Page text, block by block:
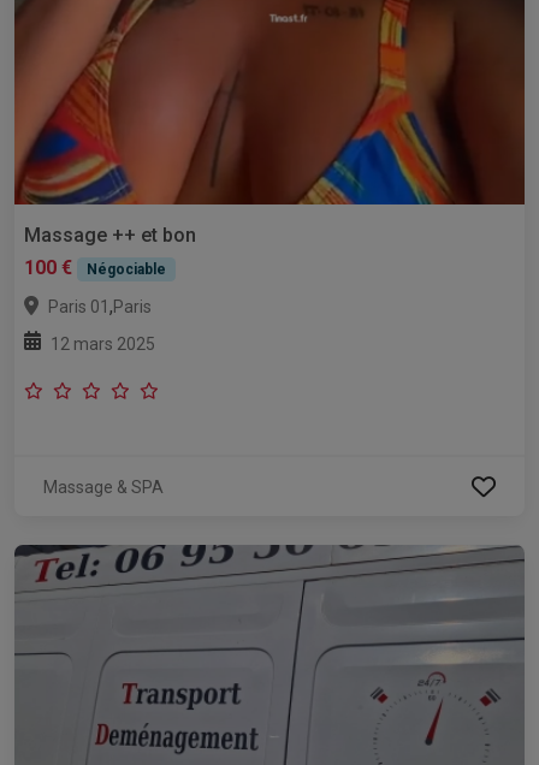
Massage ++ et bon
100 €
Négociable
Paris 01 ,Paris
12 mars 2025
Massage & SPA